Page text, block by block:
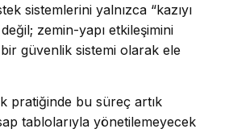
sistemlerini yalnızca “kazıyı
zemin-yapı etkileşimini
güvenlik sistemi olarak ele
pratiğinde bu süreç artık
tablolarıyla yönetilemeyecek